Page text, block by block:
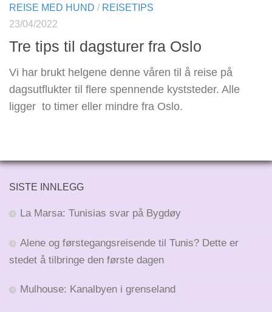
REISE MED HUND / REISETIPS
23/04/2022
Tre tips til dagsturer fra Oslo
Vi har brukt helgene denne våren til å reise på
dagsutflukter til flere spennende kyststeder. Alle
ligger to timer eller mindre fra Oslo.
SISTE INNLEGG
La Marsa: Tunisias svar på Bygdøy
Alene og førstegangsreisende til Tunis? Dette er
stedet å tilbringe den første dagen
Mulhouse: Kanalbyen i grenseland